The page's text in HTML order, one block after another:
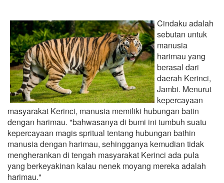
Cindaku adalah
sebutan untuk
manusia
harimau yang
berasal dari
daerah Kerinci,
Jambi. Menurut
kepercayaan
masyarakat Kerinci, manusia memiliki hubungan batin
dengan harimau. "bahwasanya di bumi ini tumbuh suatu
kepercayaan magis spritual tentang hubungan bathin
manusia dengan harimau, sehingganya kemudian tidak
mengherankan di tengah masyarakat Kerinci ada pula
yang berkeyakinan kalau nenek moyang mereka adalah
harimau."